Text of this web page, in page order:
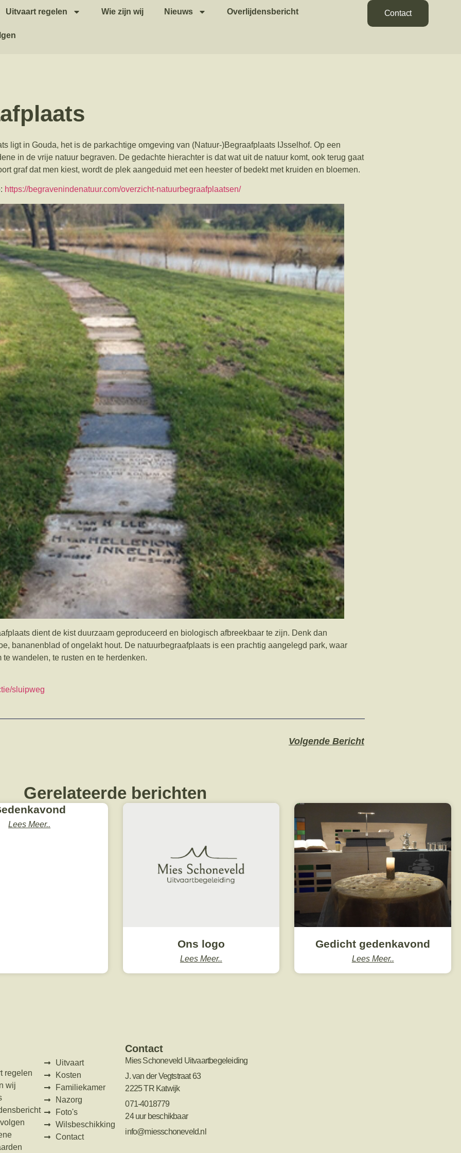
Uitvaart regelen Wie zijn wij Nieuws Overlijdensbericht Contact
ligt in Gouda, het is de parkachtige omgeving van (Natuur-)Begraafplaats IJsselhof. Op een
in de vrije natuur begraven. De gedachte hierachter is dat wat uit de natuur komt, ook terug gaat
graf dat men kiest, wordt de plek aangeduid met een heester of bedekt met kruiden en bloemen.
https://begravenindenatuur.com/overzicht-natuurbegraafplaatsen/
dient de kist duurzaam geproduceerd en biologisch afbreekbaar te zijn. Denk dan
bananenblad of ongelakt hout. De natuurbegraafplaats is een prachtig aangelegd park, waar
wandelen, te rusten en te herdenken.
sluipweg
Volgende Bericht
Gerelateerde berichten
Lees Meer..
Ons logo
Lees Meer..
Gedicht gedenkavond
Lees Meer..
regelen
wij
Uitvaart
Kosten
Familiekamer
Nazorg
Foto's
Wilsbeschikking
Contact
Contact
Mies Schoneveld Uitvaartbegeleiding
J. van der Vegtstraat 63
2225 TR Katwijk
071-4018779
24 uur beschikbaar
info@miesschoneveld.nl